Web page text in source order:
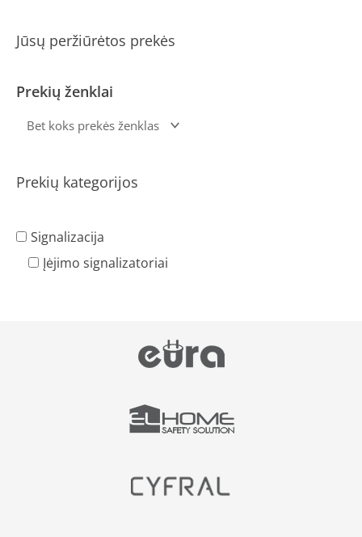
Jūsų peržiūrėtos prekės
Prekių ženklai
Prekių kategorijos
Signalizacija
Įėjimo signalizatoriai